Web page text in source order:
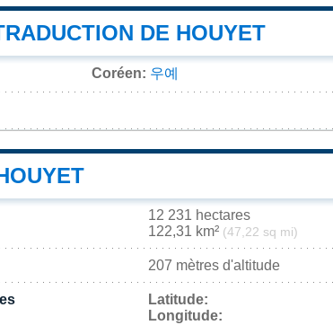
DE HOUYET
Coréen: 우예
12 231 hectares
122,31 km² (47,22 sq mi)
207 mètres d'altitude
Latitude:
Longitude: